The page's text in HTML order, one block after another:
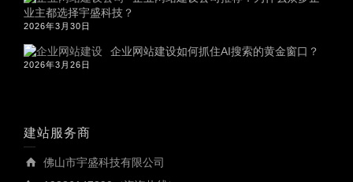
业主都选择宇盛科技？
2026年3月30日
企业网站建设如何抓住AI搜索的黄金窗口？
2026年3月26日
建站服务商
佛山市宇盛科技有限公司